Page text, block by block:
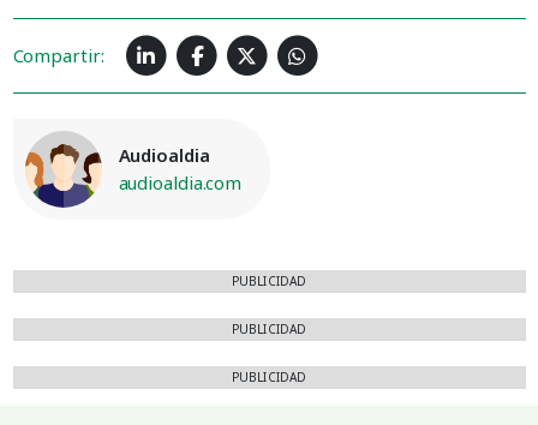
Compartir:
Audioaldia
audioaldia.com
PUBLICIDAD
PUBLICIDAD
PUBLICIDAD